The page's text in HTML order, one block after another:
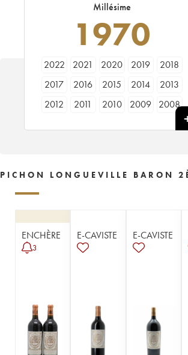
Millésime
1970
2022 2021 2020 2019
2018
2017
2016 2015 2014
2013
2012
2011 2010 2009
2008
1982
1976 1974
1961
1956
1955 1954 1953
1952
1950
1949 1948 1947
1945
PICHON LONGUEVILLE BARON
ENCHÈRE
3
E-CAVISTE E-CAVISTE